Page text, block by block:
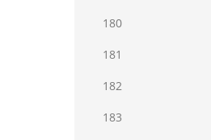
180
181
182
183